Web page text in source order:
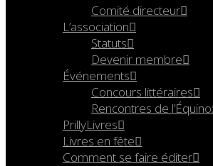
Comité directeur
L’association
Statuts
Devenir membre
Événements
Concours littéraires
Rencontres de
PrillyLivres
Livres en fête
Comment se faire éditer